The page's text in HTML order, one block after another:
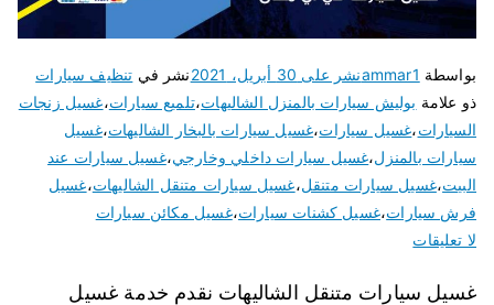
بواسطة ammar1نشر على 30 أبريل، 2021 نشر في تنظيف سيارات
ذو علامة بوليش سيارات بالمنزل الشاليهات،تلميع سيارات،غسيل زنجات
السيارات،غسيل سيارات،غسيل سيارات بالبخار الشاليهات،غسيل
سيارات بالمنزل،غسيل سيارات داخلي وخارجي،غسيل سيارات عند
البيت،غسيل سيارات متنقل،غسيل سيارات متنقل الشاليهات،غسيل
فرش سيارات،غسيل كشنات سيارات،غسيل مكائن سيارات
لا تعليقات
غسيل سيارات متنقل الشاليهات نقدم خدمة غسيل